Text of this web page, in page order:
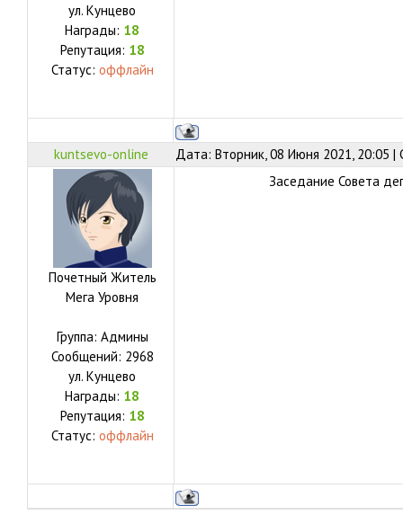
ул. Кунцево
Награды: 18
Репутация: 18
Статус: оффлайн
kuntsevo-online Дата: Вторник, 08 Июня 2021, 20:05
Почетный Житель
Мега Уровня
Группа: Админы
Сообщений: 2968
ул. Кунцево
Награды: 18
Репутация: 18
Статус: оффлайн
Заседание Совета